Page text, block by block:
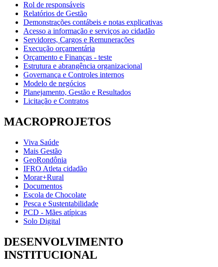
Rol de responsáveis
Relatórios de Gestão
Demonstrações contábeis e notas explicativas
Acesso a informação e serviços ao cidadão
Servidores, Cargos e Remunerações
Execução orçamentária
Orçamento e Finanças - teste
Estrutura e abrangência organizacional
Governança e Controles internos
Modelo de negócios
Planejamento, Gestão e Resultados
Licitação e Contratos
MACROPROJETOS
Viva Saúde
Mais Gestão
GeoRondônia
IFRO Atleta cidadão
Morar+Rural
Documentos
Escola de Chocolate
Pesca e Sustentabilidade
PCD - Mães atípicas
Solo Digital
DESENVOLVIMENTO
INSTITUCIONAL